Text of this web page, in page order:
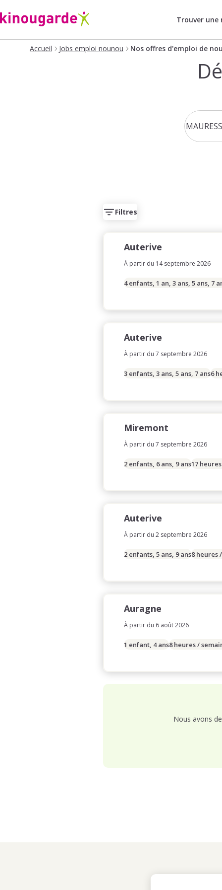
Trouver une
Accueil Jobs emploi nounou Nos offres d'emploi de
Filtres
Auterive
À partir du 14 septembre 2026
4 enfants, 1 an, 3 ans, 5 ans, 7
Auterive
À partir du 7 septembre 2026
3 enfants, 3 ans, 5 ans, 7 ans6
Miremont
À partir du 7 septembre 2026
2 enfants, 6 ans, 9 ans17
Auterive
À partir du 2 septembre 2026
2 enfants, 5 ans, 9 ans8 heures
Auragne
À partir du 6 août 2026
1 enfant, 4 ans8 heures /
Nous avons